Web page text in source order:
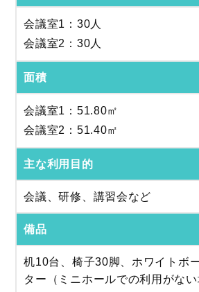
会議室1：30人
会議室2：30人
面積
会議室1：51.80㎡
会議室2：51.40㎡
主な利用目的
会議、研修、講習会など
備品
机10台、椅子30脚、ホワイトボ
ター（ミニホールでの利用がない